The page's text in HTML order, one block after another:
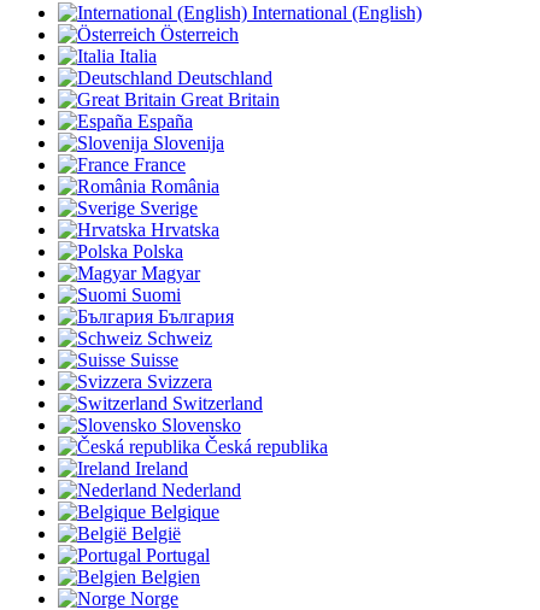
International (English)
Österreich
Italia
Deutschland
Great Britain
España
Slovenija
France
România
Sverige
Hrvatska
Polska
Magyar
Suomi
България
Schweiz
Suisse
Svizzera
Switzerland
Slovensko
Česká republika
Ireland
Nederland
Belgique
België
Portugal
Belgien
Norge